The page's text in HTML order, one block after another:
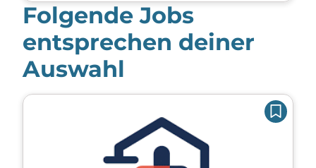
Folgende Jobs
entsprechen deiner
Auswahl
Zur Lehrstelle Diplomierte Gesundheits- und